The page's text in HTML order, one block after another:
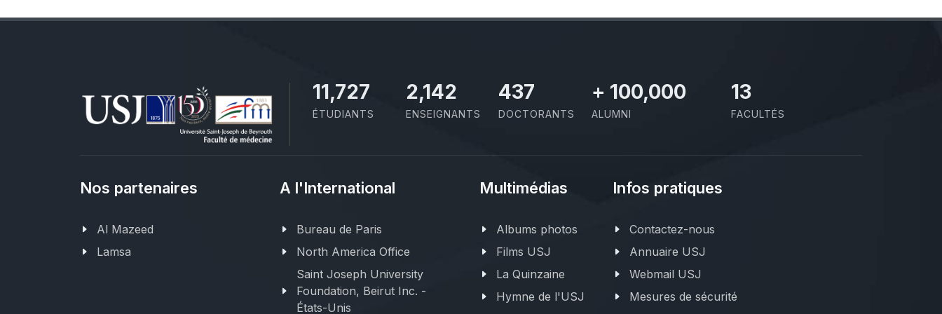
11,727
ÉTUDIANTS
2,142
ENSEIGNANTS
437
DOCTORANTS
+ 100,000
ALUMNI
13
FACULTÉS
Nos partenaires
Al Mazeed
Lamsa
A l'International
Bureau de Paris
North America Office
Saint Joseph University
Foundation, Beirut Inc. -
États-Unis
Multimédias
Albums photos
Films USJ
La Quinzaine
Hymne de l'USJ
Infos pratiques
Contactez-nous
Annuaire USJ
Webmail USJ
Mesures de sécurité